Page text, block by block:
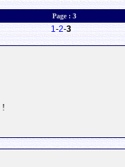
Page : 3
1-2-3
!